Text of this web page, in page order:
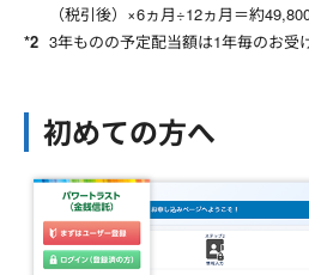
（税引後）×6ヵ月÷12ヵ月＝約
3年ものの予定配当額は1年毎のお受
初めての方へ